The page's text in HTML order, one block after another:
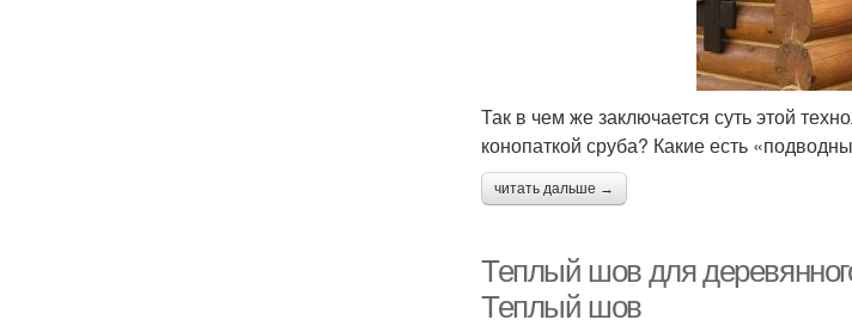
Так в чем же заключается суть этой
конопаткой сруба? Какие есть
читать дальше →
Теплый шов для
Теплый шов